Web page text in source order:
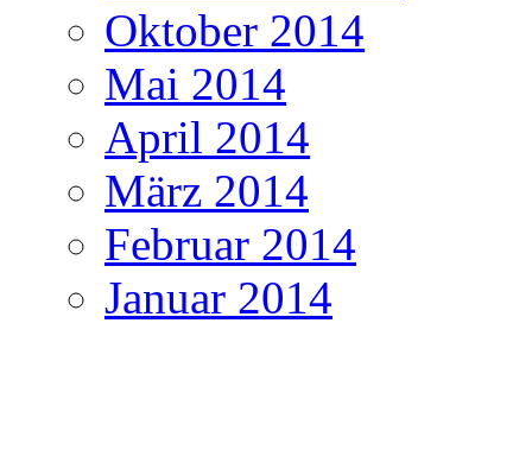
Oktober 2014
Mai 2014
April 2014
März 2014
Februar 2014
Januar 2014